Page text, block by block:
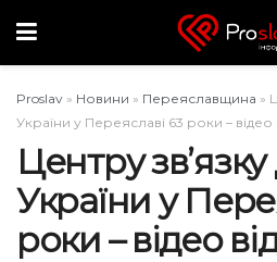
Proslav » Новини » Переяславщина »
України у Переяславі 63 роки – відео
Центру
України у
роки – відео